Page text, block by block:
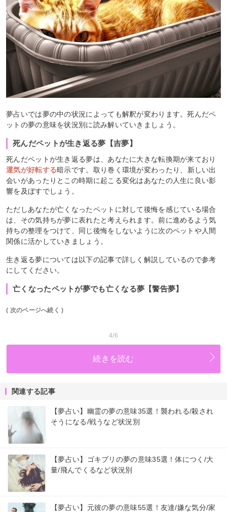
夢占いでは夢の中の状況によっても解釈が変わります。死んだペ
ットの夢の意味を状況別に読み解いていきましょう。
死んだペットが生き返る夢【吉夢】
死んだペットが生き返る夢は、あなたに大きな転換期が来ており
運気が好転する暗示です。取り巻く環境が変わったり、新しい出
会いがあったりとこの時期に起こる変化はあなたの人生に良い影
響を及ぼすでしょう。
ただしあなたが亡くなったペットに対して後悔を感じている場合
は、その気持ちが夢に表れたと考えられます。前に進めるよう気
持ちの整理をつけて、同じ後悔をしないように次のペットや人間
関係に活かしていきましょう。
生き返る夢については以下の記事で詳しく解説しているので参考
にしてください。
亡くなったペットが夢でも亡くなる夢【警告夢】
( 次のページへ続く )
4/6
続きを読む
関連する記事
【夢占い】幽霊の夢の意味35選！襲われる/殺され
そうになる/戦うなど状況別
【夢占い】ゴキブリの夢の意味35選！体につく/大
量/飛んでくるなど状況別
【夢占い】元彼の夢の意味55選！友達/嫌な気分/家